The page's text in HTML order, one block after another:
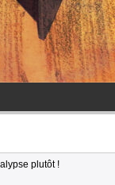
plutôt !